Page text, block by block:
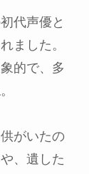
代声優と
ました。
的で、多
がいたの
、遺した